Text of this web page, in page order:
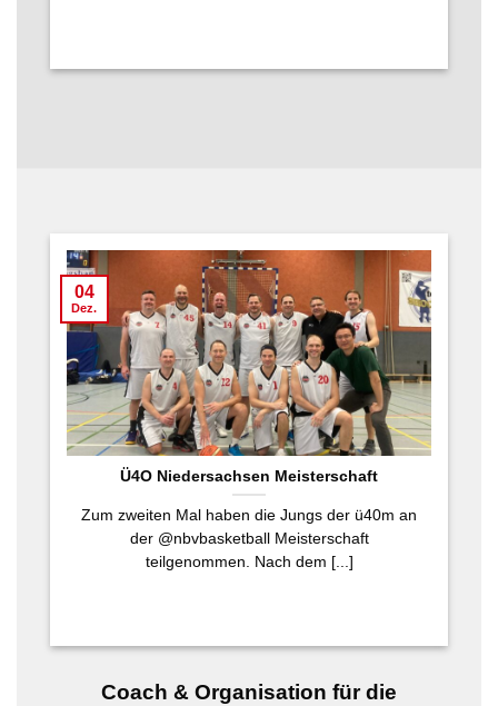
Ü4O Niedersachsen Meisterschaft
Zum zweiten Mal haben die Jungs der ü40m an
der @nbvbasketball Meisterschaft
teilgenommen. Nach dem [...]
04
Dez.
Coach & Organisation für die